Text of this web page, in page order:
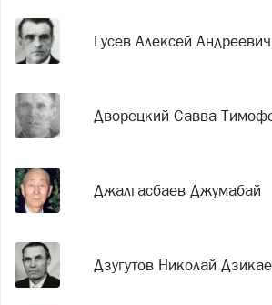
Гусев Алексей Андреевич
Дворецкий Савва
Джалгасбаев Джумабай
Дзугутов Николай